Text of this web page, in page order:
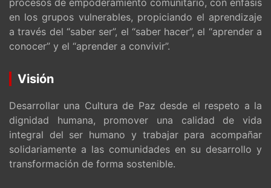
en los grupos vulnerables, propiciando el aprendizaje
a través del “saber ser”, el “saber hacer”, el “aprender a
conocer” y el “aprender a convivir”.
Visión
Desarrollar una Cultura de Paz desde el respeto a la
dignidad humana, promover una calidad de vida
integral del ser humano y trabajar para acompañar
solidariamente a las comunidades en su desarrollo y
transformación de forma sostenible.